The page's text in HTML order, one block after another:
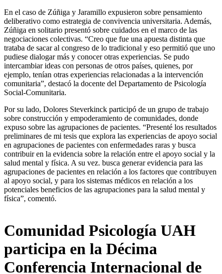
En el caso de Zúñiga y Jaramillo expusieron sobre pensamiento
deliberativo como estrategia de convivencia universitaria. Además,
Zúñiga en solitario presentó sobre cuidados en el marco de las
negociaciones colectivas. “Creo que fue una apuesta distinta que
trataba de sacar al congreso de lo tradicional y eso permitió que uno
pudiese dialogar más y conocer otras experiencias. Se pudo
intercambiar ideas con personas de otros países, quienes, por
ejemplo, tenían otras experiencias relacionadas a la intervención
comunitaria”, destacó la docente del Departamento de Psicología
Social-Comunitaria.
Por su lado, Dolores Steverkinck participó de un grupo de trabajo
sobre construcción y empoderamiento de comunidades, donde
expuso sobre las agrupaciones de pacientes. “Presenté los resultados
preliminares de mi tesis que explora las experiencias de apoyo social
en agrupaciones de pacientes con enfermedades raras y busca
contribuir en la evidencia sobre la relación entre el apoyo social y la
salud mental y física. A su vez. busca generar evidencia para las
agrupaciones de pacientes en relación a los factores que contribuyen
al apoyo social, y para los sistemas médicos en relación a los
potenciales beneficios de las agrupaciones para la salud mental y
física”, comentó.
Comunidad Psicología UAH
participa en la Décima
Conferencia Internacional de